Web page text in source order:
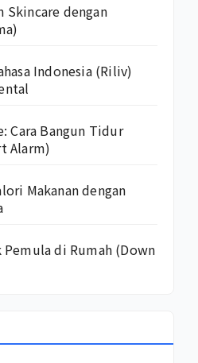
Skincare dengan
Indonesia (Riliv)
Cara Bangun Tidur
Alarm)
Makanan dengan
di Rumah (Down